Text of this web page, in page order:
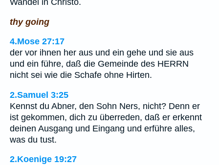
thy going
4.Mose 27:17
der vor ihnen her aus und ein gehe und sie aus
und ein führe, daß die Gemeinde des HERRN
nicht sei wie die Schafe ohne Hirten.
2.Samuel 3:25
Kennst du Abner, den Sohn Ners, nicht? Denn er
ist gekommen, dich zu überreden, daß er erkennt
deinen Ausgang und Eingang und erführe alles,
was du tust.
2.Koenige 19:27